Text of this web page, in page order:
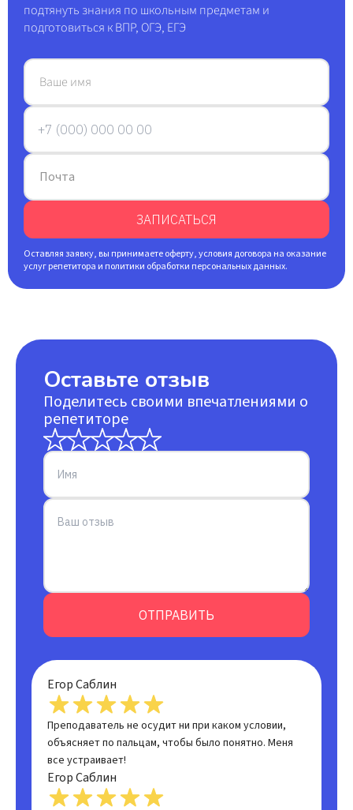
подтянуть знания по школьным предметам и
подготовиться к ВПР, ОГЭ, ЕГЭ
Ваше имя
Почта
ЗАПИСАТЬСЯ
Оставляя заявку, вы принимаете оферту, условия договора на оказание
услуг репетитора и политики обработки персональных данных.
Оставьте отзыв
Поделитесь своими впечатлениями о
репетиторе
ОТПРАВИТЬ
Егор Саблин
Преподаватель не осудит ни при каком условии,
объясняет по пальцам, чтобы было понятно. Меня
все устраивает!
Егор Саблин